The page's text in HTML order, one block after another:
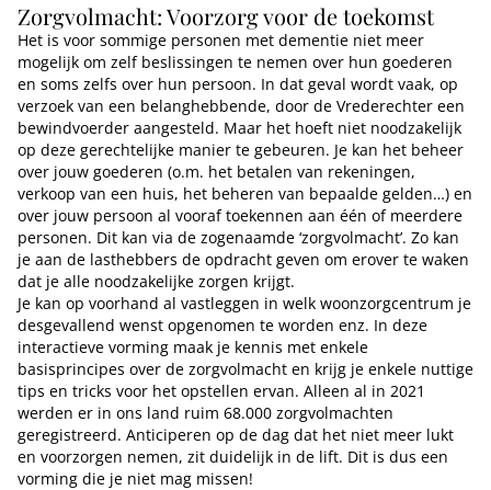
Zorgvolmacht: Voorzorg voor de toekomst
Het is voor sommige personen met dementie niet meer
mogelijk om zelf beslissingen te nemen over hun goederen
en soms zelfs over hun persoon. In dat geval wordt vaak, op
verzoek van een belanghebbende, door de Vrederechter een
bewindvoerder aangesteld. Maar het hoeft niet noodzakelijk
op deze gerechtelijke manier te gebeuren. Je kan het beheer
over jouw goederen (o.m. het betalen van rekeningen,
verkoop van een huis, het beheren van bepaalde gelden…) en
over jouw persoon al vooraf toekennen aan één of meerdere
personen. Dit kan via de zogenaamde ‘zorgvolmacht’. Zo kan
je aan de lasthebbers de opdracht geven om erover te waken
dat je alle noodzakelijke zorgen krijgt.
Je kan op voorhand al vastleggen in welk woonzorgcentrum je
desgevallend wenst opgenomen te worden enz. In deze
interactieve vorming maak je kennis met enkele
basisprincipes over de zorgvolmacht en krijg je enkele nuttige
tips en tricks voor het opstellen ervan. Alleen al in 2021
werden er in ons land ruim 68.000 zorgvolmachten
geregistreerd. Anticiperen op de dag dat het niet meer lukt
en voorzorgen nemen, zit duidelijk in de lift. Dit is dus een
vorming die je niet mag missen!